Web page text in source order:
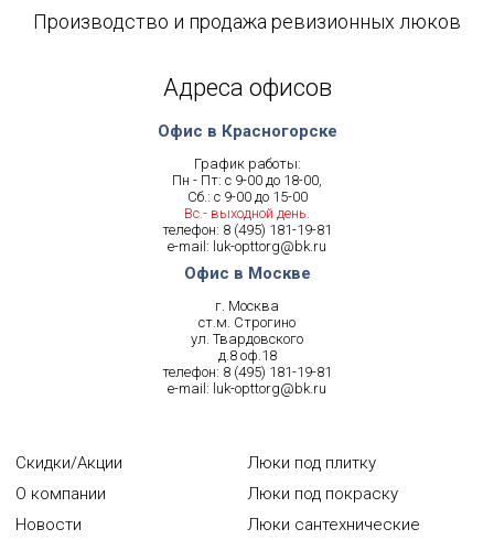
Производство и продажа ревизионных люков
Адреса офисов
Офис в Красногорске
График работы:
Пн - Пт: с 9-00 до 18-00,
Сб.: с 9-00 до 15-00
Вс.- выходной день.
телефон: 8 (495) 181-19-81
e-mail: luk-opttorg@bk.ru
Офис в Москве
г. Москва
ст.м. Строгино
ул. Твардовского
д.8 оф.18
телефон: 8 (495) 181-19-81
e-mail: luk-opttorg@bk.ru
Скидки/Акции
О компании
Новости
Люки под плитку
Люки под покраску
Люки сантехнические